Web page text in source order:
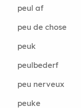
peul af
peu de chose
peuk
peulbederf
peu nerveux
peuke